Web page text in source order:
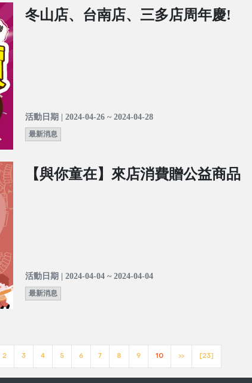
冬山店、台南店、三多店周年慶!
活動日期 | 2024-04-26 ~ 2024-04-28
最新消息
【與你童在】來店消費贈公益商品
活動日期 | 2024-04-04 ~ 2024-04-04
最新消息
2 3 4 5 6 7 8 9 10 >> [23]